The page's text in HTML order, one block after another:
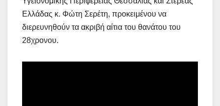
Ελλάδας κ. Φώτη Σερέτη, προκειμένου να
διερευνηθούν τα ακριβή αίτια του θανάτου του
28χρονου.